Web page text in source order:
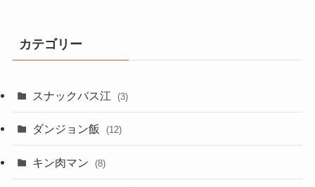
カテゴリー
スナックバス江 (3)
ダンジョン飯 (12)
キン肉マン (8)